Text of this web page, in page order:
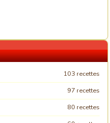
103 recettes
97 recettes
80 recettes